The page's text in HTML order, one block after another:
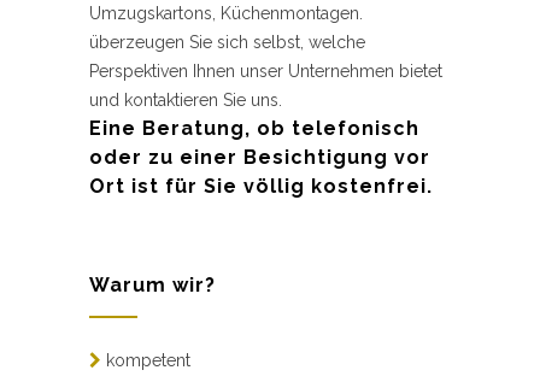
Umzugskartons, Küchenmontagen.
überzeugen Sie sich selbst, welche
Perspektiven Ihnen unser Unternehmen bietet
und kontaktieren Sie uns.
Eine Beratung, ob telefonisch
oder zu einer Besichtigung vor
Ort ist für Sie völlig kostenfrei.
Warum wir?
kompetent